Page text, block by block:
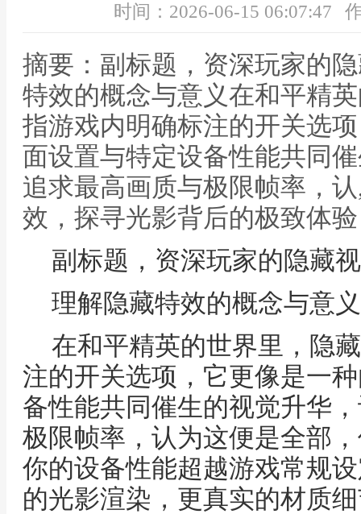
时间：2026-06-15 06:07:47
摘要：副标题，资深玩家的
特效的概念与意义在和平精
指游戏内明确标注的开关选
面设置与特定设备性能共同
追求最高画质与极限帧率，
效，探寻光影背后的极致体验
副标题，资深玩家的隐藏
理解隐藏特效的概念与意义
在和平精英的世界里，隐
注的开关选项，它更像是一
备性能共同催生的视觉升华
极限帧率，认为这便是全部
你的设备性能超越游戏常规
的光影渲染，更真实的材质